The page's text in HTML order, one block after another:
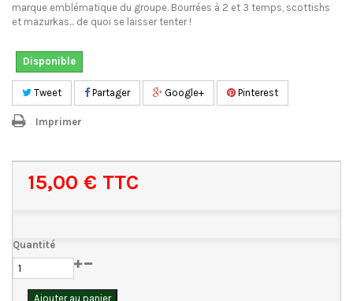
marque emblématique du groupe. Bourrées à 2 et 3 temps, scottishs
et mazurkas... de quoi se laisser tenter !
Disponible
Tweet Partager Google+ Pinterest
Imprimer
15,00 € TTC
Quantité
Ajouter au panier